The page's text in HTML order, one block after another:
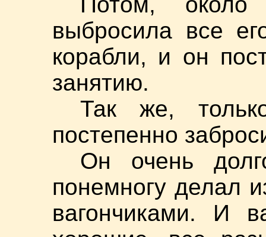
выбросила все
корабли, и он
занятию.
Так же,
постепенно
Он очень
понемногу делал
вагончиками. И